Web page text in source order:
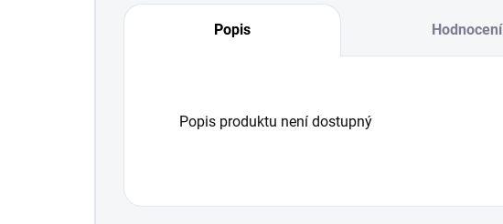
Popis Hodnocení
Popis produktu není dostupný